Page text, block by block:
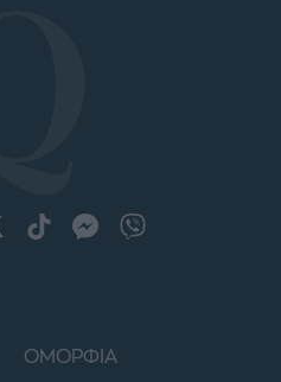
ΟΜΟΡΦΙΑ